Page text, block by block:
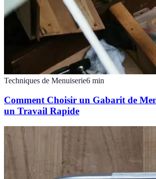
Techniques de Menuiserie6 min
Comment Choisir un Gabarit de
un Travail Rapide